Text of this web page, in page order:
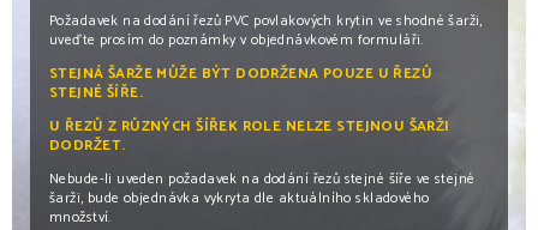
Požadavek na dodání řezů PVC povlakových krytin ve shodné šarži,
uveďte prosím do poznámky v objednávkovém formuláři.
STEJNÁ ŠARŽE MŮŽE BÝT DODRŽENA POUZE U ŘEZŮ
STEJNÉ ŠÍŘE.
U ŘEZŮ Z RŮZNÝCH ŠÍŘEK ROLE NELZE STEJNOU ŠARŽI
DODRŽET.
Nebude-li uveden požadavek na dodání řezů stejné šíře ve stejné
šarži, bude objednávka vykryta dle aktuálního skladového
množství.